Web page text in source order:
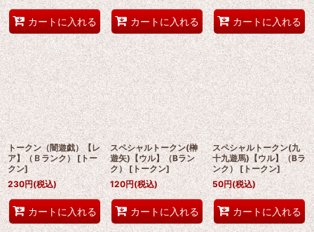
カートに入れる カートに入れる カートに入れる
トークン（闇遊戯）【レ
ア】（Ｂランク） [トー
クン]
230円(税込)
カートに入れる
スペシャルトークン(榊
遊矢)【ウル】（Bラン
ク） [トークン]
120円(税込)
カートに入れる
スペシャルトークン(九
十九遊馬)【ウル】（Bラ
ンク） [トークン]
50円(税込)
カートに入れる